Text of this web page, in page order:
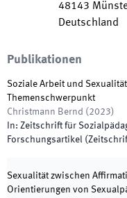
48143
Deutschland
Publikationen
Soziale Arbeit und
Themenschwerpunkt
Christmann Bernd ( 2023)
In: Zeitschrift für
Forschungsartikel
Sexualität zwischen
Orientierungen von